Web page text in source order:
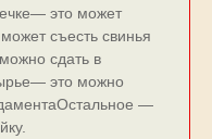
это может
съесть свинья
сдать в
это можно
—